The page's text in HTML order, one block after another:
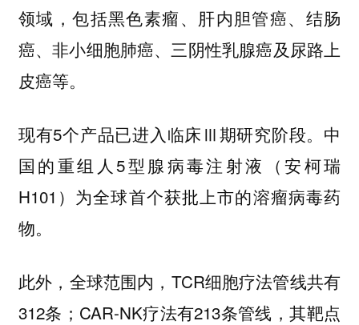
领域，包括黑色素瘤、肝内胆管癌、结肠
癌、非小细胞肺癌、三阴性乳腺癌及尿路上
皮癌等。
现有5个产品已进入临床Ⅲ期研究阶段。中
国的重组人5型腺病毒注射液（安柯瑞
H101）为全球首个获批上市的溶瘤病毒药
物。
此外，全球范围内，TCR细胞疗法管线共有
312条；CAR-NK疗法有213条管线，其靶点